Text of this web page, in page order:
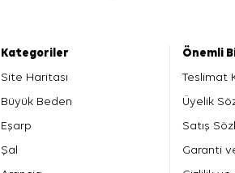
Kategoriler
Site Haritası
Büyük Beden
Eşarp
Şal
Önemli
Teslimat
Üyelik
Satış
Garanti